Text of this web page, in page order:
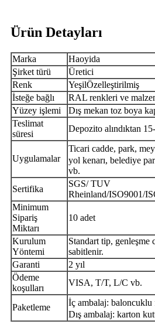
Ürün Detayları
Marka
Haoyida
Şirket türü
Üretici
Renk
YeşilÖzelleştirilmiş
İsteğe bağlı
RAL renkleri ve
Yüzey işlemi
Dış mekan toz boya
Teslimat
süresi
Depozito alındıktan
Uygulamalar
Ticari cadde, park,
yol kenarı, belediye
vb.
Sertifika
SGS/ TUV
Rheinland/ISO9001/
Minimum
Sipariş
Miktarı
10 adet
Kurulum
Yöntemi
Standart tip, genleşme
sabitlenir.
Garanti
2 yıl
Ödeme
koşulları
VISA, T/T, L/C vb.
Paketleme İç ambalaj: baloncuklu
Dış ambalaj: karton